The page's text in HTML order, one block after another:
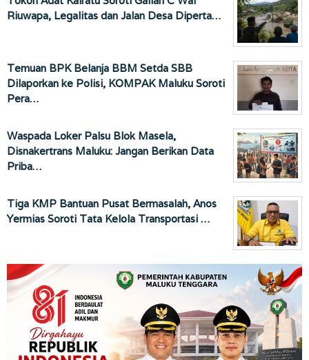
Riuwapa, Legalitas dan Jalan Desa Diperta…
Temuan BPK Belanja BBM Setda SBB
Dilaporkan ke Polisi, KOMPAK Maluku Soroti
Pera…
Waspada Loker Palsu Blok Masela,
Disnakertrans Maluku: Jangan Berikan Data
Priba…
Tiga KMP Bantuan Pusat Bermasalah, Anos
Yermias Soroti Tata Kelola Transportasi …